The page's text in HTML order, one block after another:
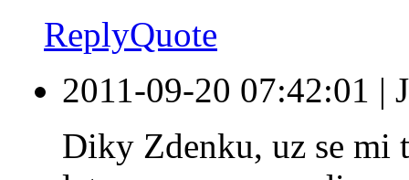
ReplyQuote
2011-09-20 07:42:01 |
Diky Zdenku, uz se mi